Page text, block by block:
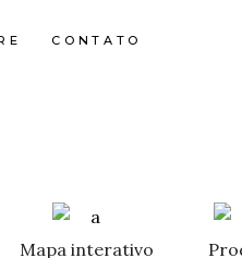
CONTATO
Mapa interativo